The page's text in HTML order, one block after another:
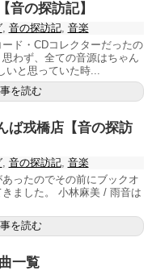
音の探訪記】
, 音の探訪記, 音楽
ド・CDコレクターだったの
わず、全ての音源はちゃん
いと思っていた時...
を読む
ば戎橋店【音の探訪
, 音の探訪記, 音楽
ったのでその前にブックオ
ました。 小林麻美 / 雨音は
を読む
一覧